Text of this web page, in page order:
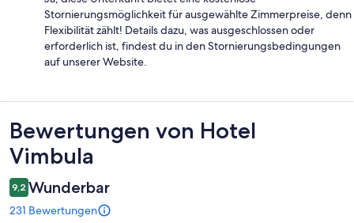
Stornierungsmöglichkeit für ausgewählte Zimmerpreise, denn
Flexibilität zählt! Details dazu, was ausgeschlossen oder
erforderlich ist, findest du in den Stornierungsbedingungen
auf unserer Website.
Bewertungen
Bewertungen von Hotel
Vimbula
9,2 Wunderbar
231 Bewertungen